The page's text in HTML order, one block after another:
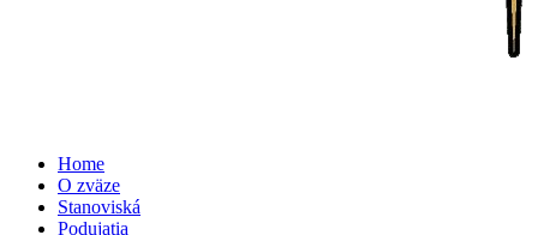
Home
O zväze
Stanoviská
Podujatia